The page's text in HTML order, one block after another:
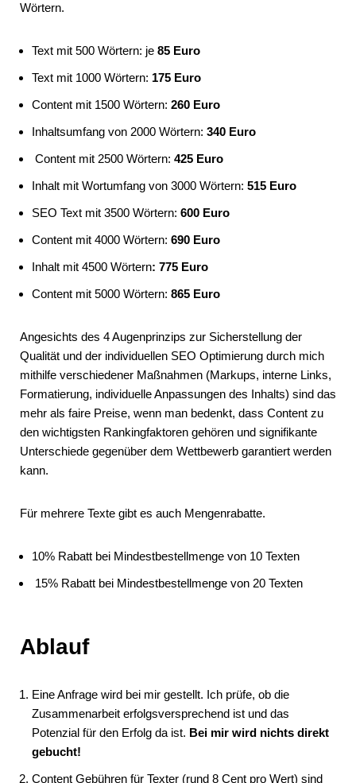
Wörtern.
Text mit 500 Wörtern: je 85 Euro
Text mit 1000 Wörtern: 175 Euro
Content mit 1500 Wörtern: 260 Euro
Inhaltsumfang von 2000 Wörtern: 340 Euro
Content mit 2500 Wörtern: 425 Euro
Inhalt mit Wortumfang von 3000 Wörtern: 515 Euro
SEO Text mit 3500 Wörtern: 600 Euro
Content mit 4000 Wörtern: 690 Euro
Inhalt mit 4500 Wörtern: 775 Euro
Content mit 5000 Wörtern: 865 Euro
Angesichts des 4 Augenprinzips zur Sicherstellung der
Qualität und der individuellen SEO Optimierung durch mich
mithilfe verschiedener Maßnahmen (Markups, interne Links,
Formatierung, individuelle Anpassungen des Inhalts) sind das
mehr als faire Preise, wenn man bedenkt, dass Content zu
den wichtigsten Rankingfaktoren gehören und signifikante
Unterschiede gegenüber dem Wettbewerb garantiert werden
kann.
Für mehrere Texte gibt es auch Mengenrabatte.
10% Rabatt bei Mindestbestellmenge von 10 Texten
15% Rabatt bei Mindestbestellmenge von 20 Texten
Ablauf
Eine Anfrage wird bei mir gestellt. Ich prüfe, ob die
Zusammenarbeit erfolgsversprechend ist und das
Potenzial für den Erfolg da ist. Bei mir wird nichts direkt
gebucht!
Content Gebühren für Texter (rund 8 Cent pro Wert) sind